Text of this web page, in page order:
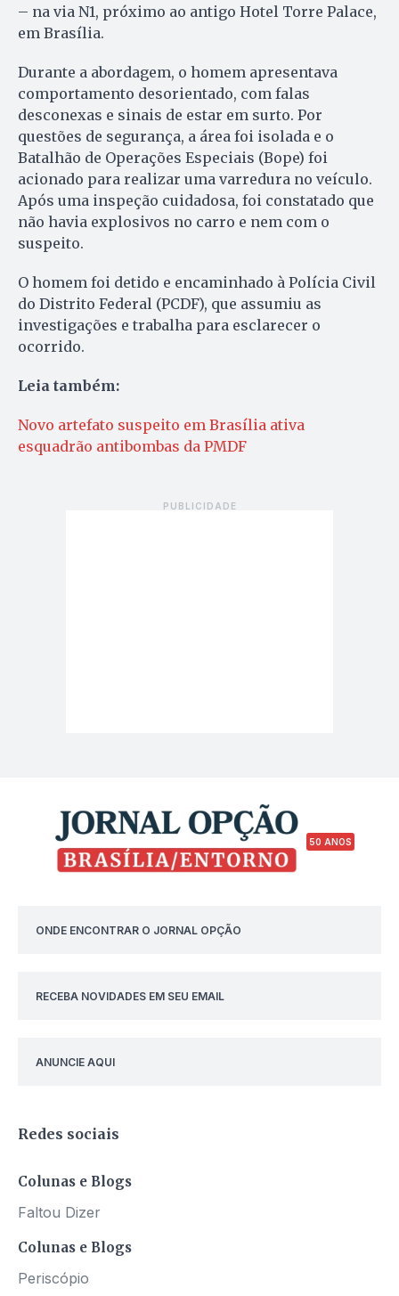
– na via N1, próximo ao antigo Hotel Torre Palace,
em Brasília.
Durante a abordagem, o homem apresentava
comportamento desorientado, com falas
desconexas e sinais de estar em surto. Por
questões de segurança, a área foi isolada e o
Batalhão de Operações Especiais (Bope) foi
acionado para realizar uma varredura no veículo.
Após uma inspeção cuidadosa, foi constatado que
não havia explosivos no carro e nem com o
suspeito.
O homem foi detido e encaminhado à Polícia Civil
do Distrito Federal (PCDF), que assumiu as
investigações e trabalha para esclarecer o
ocorrido.
Leia também:
Novo artefato suspeito em Brasília ativa
esquadrão antibombas da PMDF
50 ANOS
ONDE ENCONTRAR O JORNAL OPÇÃO
RECEBA NOVIDADES EM SEU EMAIL
ANUNCIE AQUI
Redes sociais
Colunas e Blogs
Faltou Dizer
Colunas e Blogs
Periscópio